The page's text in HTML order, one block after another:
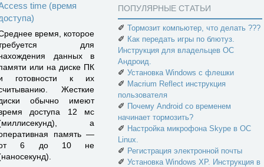
time (время
время, которое
для
данных в
или на диске ПК
готовности к их
Жесткие
обычно имеют
доступа 12 мс
а
память —
6 до 10 не
ПОПУЛЯРНЫЕ СТАТЬИ
✐ Тормозит компьютер, что делать ???
✐ Как передать игры по блютуз.
Инструкция для владельцев ОС
Андроид.
✐ Установка Windows с флешки
✐ Macrium Reflect инструкция
пользователя
✐ Почему Android со временем
начинает тормозить?
✐ Настройка микрофона Skype в ОС
Linux.
✐ Регистрация электронной почты
✐ Установка Windows XP. Инструкция в